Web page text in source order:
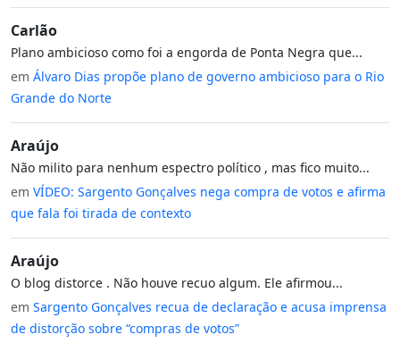
Carlão
Plano ambicioso como foi a engorda de Ponta Negra que...
em Álvaro Dias propõe plano de governo ambicioso para o Rio
Grande do Norte
Araújo
Não milito para nenhum espectro político , mas fico muito...
em VÍDEO: Sargento Gonçalves nega compra de votos e afirma
que fala foi tirada de contexto
Araújo
O blog distorce . Não houve recuo algum. Ele afirmou...
em Sargento Gonçalves recua de declaração e acusa imprensa
de distorção sobre “compras de votos”